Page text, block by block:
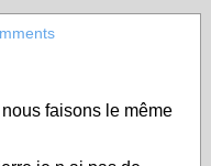
faisons le même